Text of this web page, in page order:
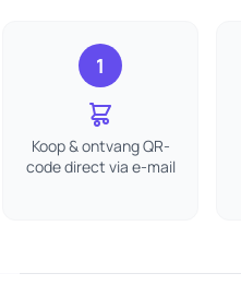
1
Koop & ontvang QR-
code direct via e-mail